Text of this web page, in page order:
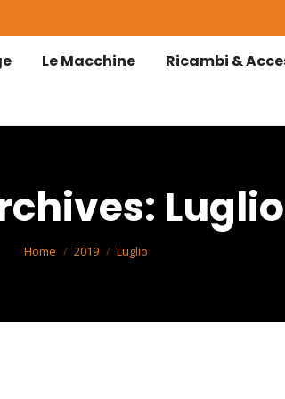
Le Macchine Ricambi &
You are here:
Home 2019 Luglio